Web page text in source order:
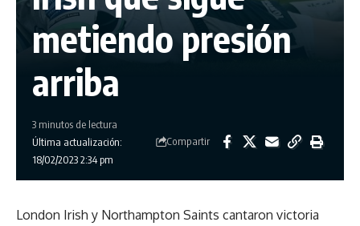
metiendo presión
arriba
Última actualización:
18/02/2023 2:34 pm
3 minutos de lectura
Compartir
London Irish y Northampton Saints cantaron victoria